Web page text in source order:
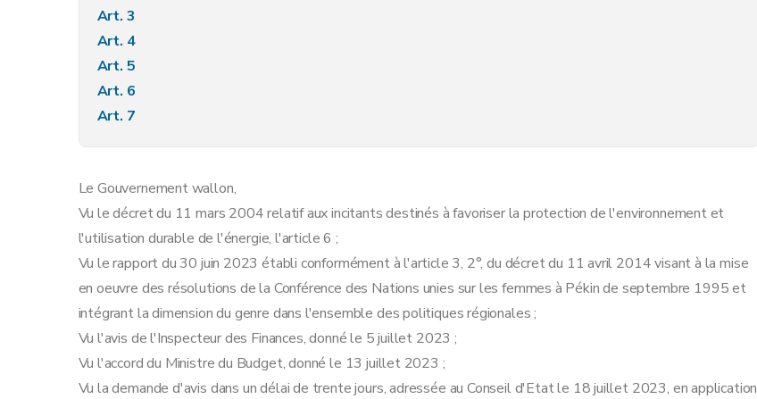
Art. 3
Art. 4
Art. 5
Art. 6
Art. 7
Le Gouvernement wallon,
Vu le décret du 11 mars 2004 relatif aux incitants destinés à favoriser la protection de l'environnement et
l'utilisation durable de l'énergie, l'article 6 ;
Vu le rapport du 30 juin 2023 établi conformément à l'article 3, 2°, du décret du 11 avril 2014 visant à la mise
en oeuvre des résolutions de la Conférence des Nations unies sur les femmes à Pékin de septembre 1995 et
intégrant la dimension du genre dans l'ensemble des politiques régionales ;
Vu l'avis de l'Inspecteur des Finances, donné le 5 juillet 2023 ;
Vu l'accord du Ministre du Budget, donné le 13 juillet 2023 ;
Vu la demande d'avis dans un délai de trente jours, adressée au Conseil d'Etat le 18 juillet 2023, en application